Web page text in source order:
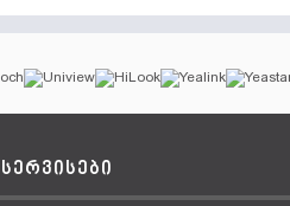
სერვისები